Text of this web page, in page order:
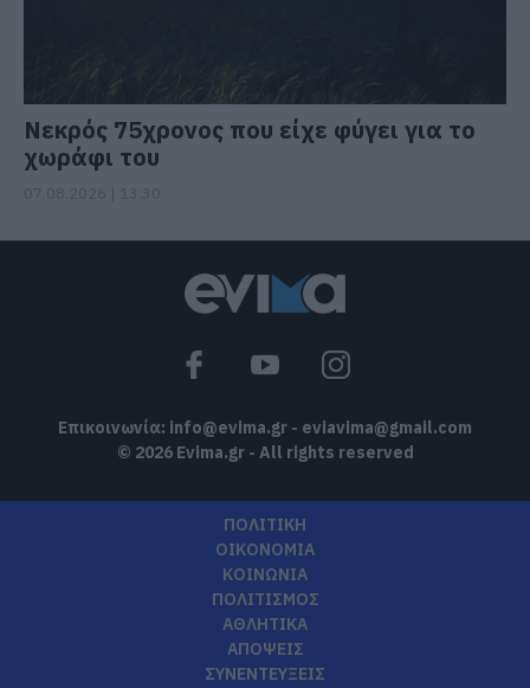
Νεκρός 75χρονος που είχε φύγει για το
χωράφι του
Επικοινωνία: info@evima.gr - eviavima@gmail.com
© 2026 Evima.gr - All rights reserved
ΠΟΛΙΤΙΚΗ
ΟΙΚΟΝΟΜΙΑ
ΚΟΙΝΩΝΙΑ
ΠΟΛΙΤΙΣΜΟΣ
ΑΘΛΗΤΙΚΑ
ΑΠΟΨΕΙΣ
ΣΥΝΕΝΤΕΥΞΕΙΣ